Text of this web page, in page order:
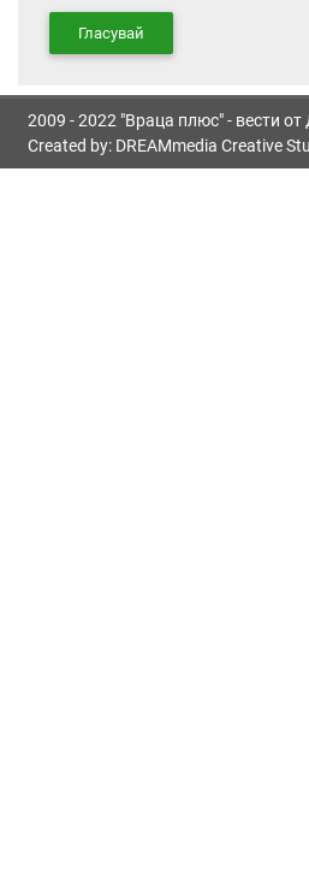
Гласувай
2009 - 2022 "Враца плюс" - вести
Created by: DREAMmedia Creative